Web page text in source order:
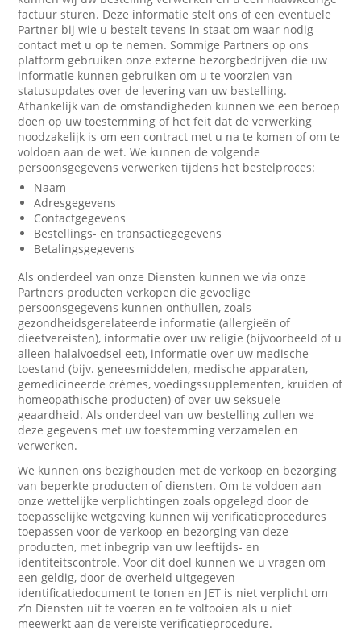
factuur sturen. Deze informatie stelt ons of een eventuele
Partner bij wie u bestelt tevens in staat om waar nodig
contact met u op te nemen. Sommige Partners op ons
platform gebruiken onze externe bezorgbedrijven die uw
informatie kunnen gebruiken om u te voorzien van
statusupdates over de levering van uw bestelling.
Afhankelijk van de omstandigheden kunnen we een beroep
doen op uw toestemming of het feit dat de verwerking
noodzakelijk is om een contract met u na te komen of om te
voldoen aan de wet. We kunnen de volgende
persoonsgegevens verwerken tijdens het bestelproces:
Naam
Adresgegevens
Contactgegevens
Bestellings- en transactiegegevens
Betalingsgegevens
Als onderdeel van onze Diensten kunnen we via onze
Partners producten verkopen die gevoelige
persoonsgegevens kunnen onthullen, zoals
gezondheidsgerelateerde informatie (allergieën of
dieetvereisten), informatie over uw religie (bijvoorbeeld of u
alleen halalvoedsel eet), informatie over uw medische
toestand (bijv. geneesmiddelen, medische apparaten,
gemedicineerde crèmes, voedingssupplementen, kruiden of
homeopathische producten) of over uw seksuele
geaardheid. Als onderdeel van uw bestelling zullen we
deze gegevens met uw toestemming verzamelen en
verwerken.
We kunnen ons bezighouden met de verkoop en bezorging
van beperkte producten of diensten. Om te voldoen aan
onze wettelijke verplichtingen zoals opgelegd door de
toepasselijke wetgeving kunnen wij verificatieprocedures
toepassen voor de verkoop en bezorging van deze
producten, met inbegrip van uw leeftijds- en
identiteitscontrole. Voor dit doel kunnen we u vragen om
een geldig, door de overheid uitgegeven
identificatiedocument te tonen en JET is niet verplicht om
z’n Diensten uit te voeren en te voltooien als u niet
meewerkt aan de vereiste verificatieprocedure.